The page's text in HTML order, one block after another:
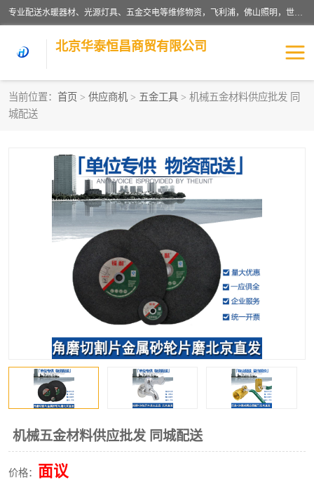
专业配送水暖器材、光源灯具、五金交电等维修物资，飞利浦，佛山照明，世达，博世，九牧，特陶等各产品涉及国内外知名品牌。公司专注与物业、学校、酒店、工厂等单位合作，提供一站式配送服务，降低客户综合成本。依托电子商务改变传统模式，以专业的团队为客户提供24H物资配送到达，货到月结、统一开票，便捷退换等服务，提高了企业的运营效率。
北京华泰恒昌商贸有限公司
当前位置： 首页 > 供应商机 > 五金工具 > 机械五金材料供应批发 同
城配送
机械五金材料供应批发 同城配送
价格： 面议
水暖阀门
五金工具 涂料辅材